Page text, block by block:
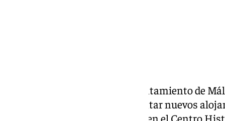
Nueva vuelta de tuerca del Ayuntamiento de
. No se podrán implantar nuevos